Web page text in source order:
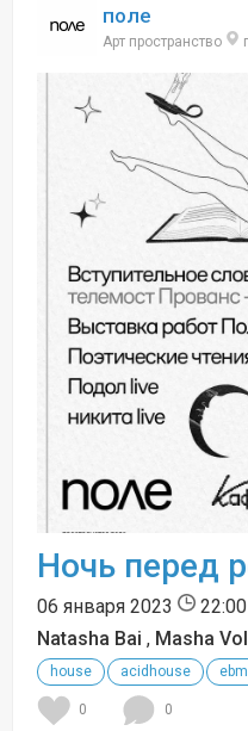
поле
Арт пространство
Ночь перед
06 января 2023
22:00
Natasha Bai , Masha
house acidhouse ebm
0 0